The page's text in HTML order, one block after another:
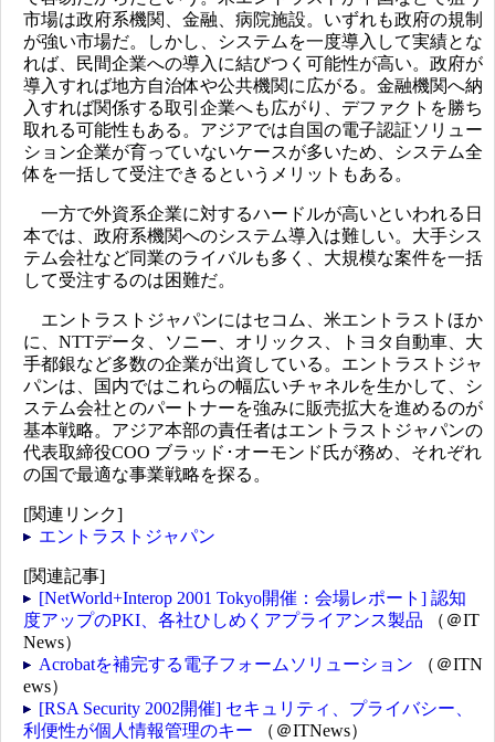
市場は政府系機関、金融、病院施設。いずれも政府の規制
が強い市場だ。しかし、システムを一度導入して実績とな
れば、民間企業への導入に結びつく可能性が高い。政府が
導入すれば地方自治体や公共機関に広がる。金融機関へ納
入すれば関係する取引企業へも広がり、デファクトを勝ち
取れる可能性もある。アジアでは自国の電子認証ソリュー
ション企業が育っていないケースが多いため、システム全
体を一括して受注できるというメリットもある。
一方で外資系企業に対するハードルが高いといわれる日
本では、政府系機関へのシステム導入は難しい。大手シス
テム会社など同業のライバルも多く、大規模な案件を一括
して受注するのは困難だ。
エントラストジャパンにはセコム、米エントラストほか
に、NTTデータ、ソニー、オリックス、トヨタ自動車、大
手都銀など多数の企業が出資している。エントラストジャ
パンは、国内ではこれらの幅広いチャネルを生かして、シ
ステム会社とのパートナーを強みに販売拡大を進めるのが
基本戦略。アジア本部の責任者はエントラストジャパンの
代表取締役COO ブラッド･オーモンド氏が務め、それぞれ
の国で最適な事業戦略を探る。
[関連リンク]
エントラストジャパン
[関連記事]
[NetWorld+Interop 2001 Tokyo開催：会場レポート] 認知
度アップのPKI、各社ひしめくアプライアンス製品 （＠IT
News）
Acrobatを補完する電子フォームソリューション （＠ITN
ews）
[RSA Security 2002開催] セキュリティ、プライバシー、
利便性が個人情報管理のキー （＠ITNews）